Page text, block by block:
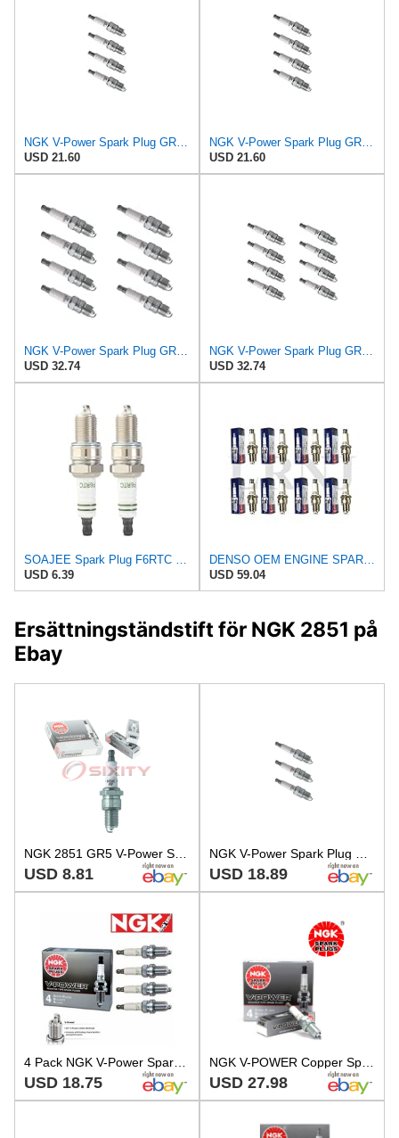
NGK V-Power Spark Plug GR5 (4 Pack) Compatible With BUICK SKYHAWK LIMITED 1982-1986 1.8L/112
USD 21.60
NGK V-Power Spark Plug GR5 (4 Pack) Compatible With PONTIAC SUNBIRD GT 1986-1986 1.8L/112
USD 21.60
NGK V-Power Spark Plug GR5 (8 Pack) Compatible With CHEVROLET BEL AIR 1966-1968 7.0L/427
USD 32.74
NGK V-Power Spark Plug GR5 (8 Pack) Compatible With PLYMOUTH SATELLITE 1965-1966 4.5L/273
USD 32.74
SOAJEE Spark Plug F6RTC Compatible with Champion 415 RN9YCC RN10YC Bosch WR6DC WR7DC 242229656
USD 6.39
DENSO OEM ENGINE SPARK PLUG SET OF 8 COMPATIBLE WITH LAND ROVER DISCOVERY 1 & DEFENDER 90/110, PART
USD 59.04
Ersättningständstift för NGK 2851 på
Ebay
NGK 2851 GR5 V-Power Spark Plug for WRDCX WR7DCX WR7DC WR7D WR6DCX WR6DC kb
USD 8.81
NGK V-Power Spark Plug GR5 3 Pack
USD 18.89
4 Pack NGK V-Power Spark Plugs 2851 GR5 2851 GR5 Tune Up Kit Set
USD 18.75
NGK V-POWER Copper Spark Plugs GR5 2851 Set of 4
USD 27.98